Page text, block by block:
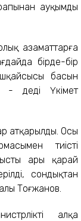
ауқымды
азаматтарға
бірде-бір
басын
- деді Үкімет
атқарылды. Осы
тиісті
ары қарай
сондықтан
Тоғжанов.
алқа